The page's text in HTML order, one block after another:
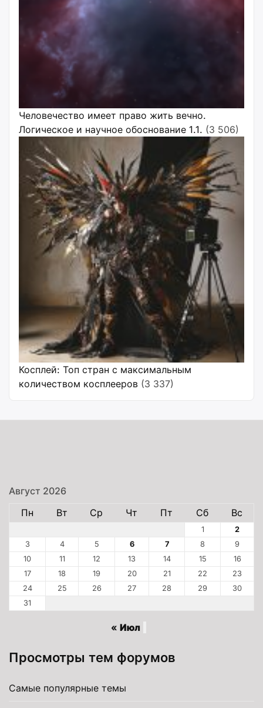
Человечество имеет право жить вечно.
Логическое и научное обоснование 1.1. (3 506)
Косплей: Топ стран с максимальным
количеством косплееров (3 337)
Август 2026
Пн
Вт Ср Чт Пт Сб Вс
1
2
3
4 5 6 7 8
9
10
11 12 13 14 15
16
17
18 19 20 21 22
23
24
25 26 27 28 29
30
31
« Июл
Просмотры тем форумов
Самые популярные темы